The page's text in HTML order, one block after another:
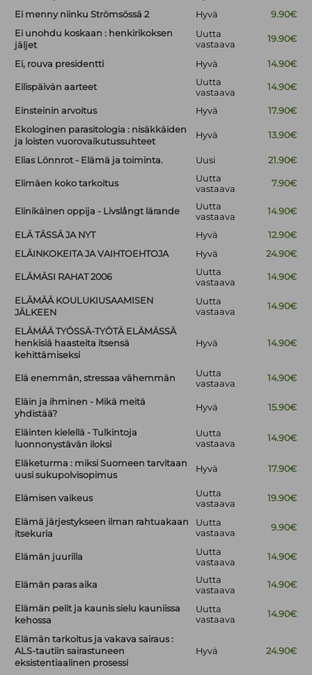
Ei menny niinku Strömsössä 2
Hyvä
9.90€
Ei unohdu koskaan : henkirikoksen
jäljet
Uutta
vastaava
19.90€
Ei, rouva presidentti Hyvä 14.90€
Eilispäivän aarteet
Uutta
vastaava
14.90€
Einsteinin arvoitus Hyvä
17.90€
Ekologinen parasitologia : nisäkkäiden
ja loisten vuorovaikutussuhteet
Hyvä 13.90€
Elias Lönnrot - Elämä ja toiminta. Uusi 21.90€
Elimäen koko tarkoitus
Uutta
vastaava
7.90€
Elinikäinen oppija - Livslångt lärande
Uutta
vastaava
14.90€
ELÄ TÄSSÄ JA NYT Hyvä
12.90€
ELÄINKOKEITA JA VAIHTOEHTOJA
Hyvä 24.90€
ELÄMÄSI RAHAT 2006
Uutta
vastaava
14.90€
ELÄMÄÄ KOULUKIUSAAMISEN
JÄLKEEN
Uutta
vastaava
14.90€
ELÄMÄÄ TYÖSSÄ-TYÖTÄ ELÄMÄSSÄ
henkisiä haasteita itsensä
kehittämiseksi
Hyvä 14.90€
Elä enemmän, stressaa vähemmän
Uutta
vastaava
14.90€
Eläin ja ihminen - Mikä meitä
yhdistää?
Hyvä 15.90€
Eläinten kielellä - Tulkintoja
luonnonystävän iloksi
Uutta
vastaava
14.90€
Eläketurma : miksi Suomeen tarvitaan
uusi sukupolvisopimus
Hyvä 17.90€
Elämisen vaikeus
Uutta
vastaava
19.90€
Elämä järjestykseen ilman rahtuakaan
itsekuria
Uutta
vastaava
9.90€
Elämän juurilla
Uutta
vastaava
14.90€
Elämän paras aika
Uutta
vastaava
14.90€
Elämän pelit ja kaunis sielu kauniissa
kehossa
Uutta
vastaava
14.90€
Elämän tarkoitus ja vakava sairaus :
ALS-tautiin sairastuneen
eksistentiaalinen prosessi
Hyvä 24.90€